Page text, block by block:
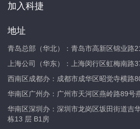
加入科捷
地址
青岛总部（华北）：青岛市高新区锦业路
上海公司（华东）：上海闵行区虹梅南路
西南区成都办：成都市成华区昭觉寺横路
华南区广州办：广州市天河区燕岭路89号
华南区深圳办：深圳市龙岗区坂田街道吉
栋13 层 B1房